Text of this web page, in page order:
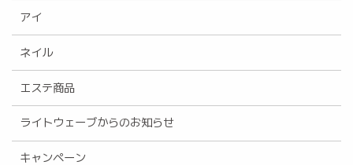
アイ
ネイル
エステ商品
ライトウェーブからのお知らせ
キャンペーン